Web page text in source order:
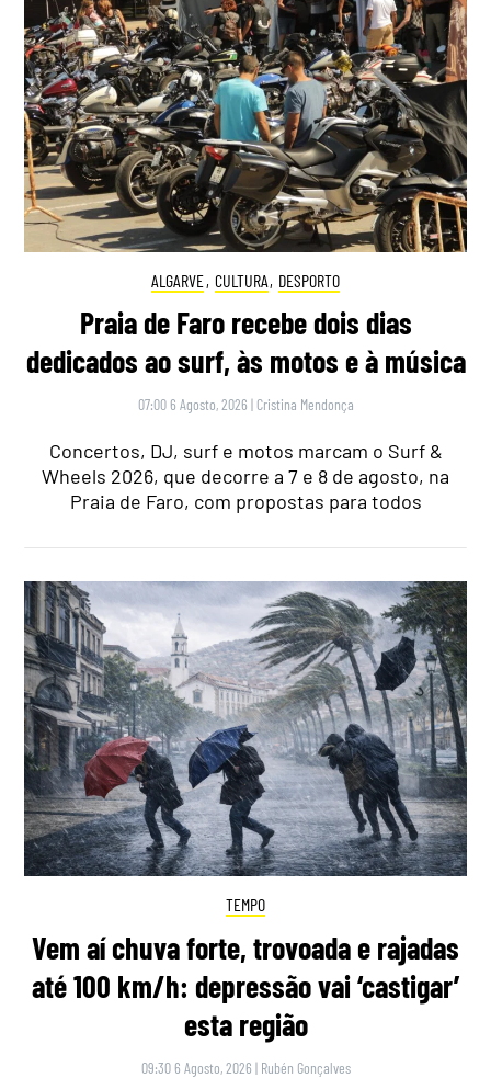
ALGARVE, CULTURA, DESPORTO
Praia de Faro recebe dois dias
dedicados ao surf, às motos e à música
07:00 6 Agosto, 2026 | Cristina Mendonça
Concertos, DJ, surf e motos marcam o Surf &
Wheels 2026, que decorre a 7 e 8 de agosto, na
Praia de Faro, com propostas para todos
TEMPO
Vem aí chuva forte, trovoada e rajadas
até 100 km/h: depressão vai ‘castigar’
esta região
09:30 6 Agosto, 2026 | Rubén Gonçalves